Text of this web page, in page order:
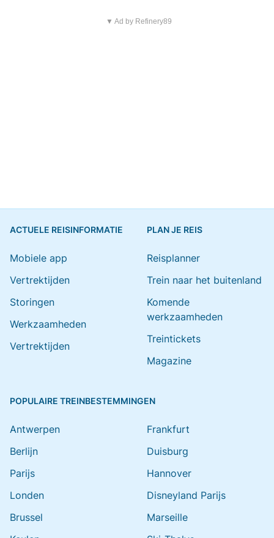
▼ Ad by Refinery89
ACTUELE REISINFORMATIE
Mobiele app
Vertrektijden
Storingen
Werkzaamheden
Vertrektijden
PLAN JE REIS
Reisplanner
Trein naar het buitenland
Komende
werkzaamheden
Treintickets
Magazine
POPULAIRE TREINBESTEMMINGEN
Antwerpen
Berlijn
Parijs
Londen
Brussel
Frankfurt
Duisburg
Hannover
Disneyland Parijs
Marseille